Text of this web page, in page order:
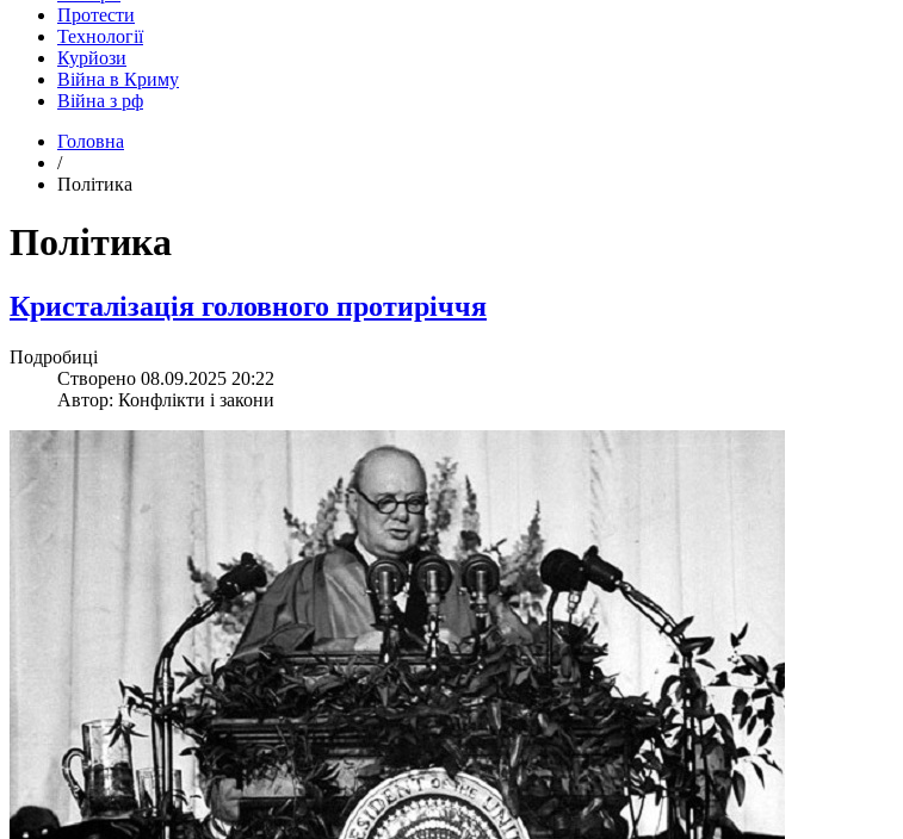
Протести
Технології
Курйози
Війна в Криму
Війна з рф
Головна
/
Політика
Політика
​Кристалізація головного протиріччя
Подробиці
Створено 08.09.2025 20:22
Автор: Конфлікти і закони